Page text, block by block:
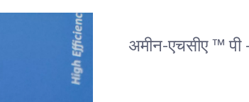
अमीन-एचसीए ™ पी